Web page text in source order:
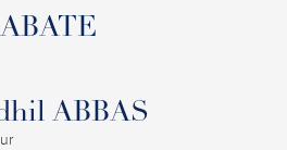
ABBAS